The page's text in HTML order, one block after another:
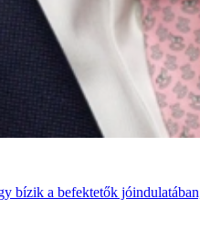
bízik a befektetők